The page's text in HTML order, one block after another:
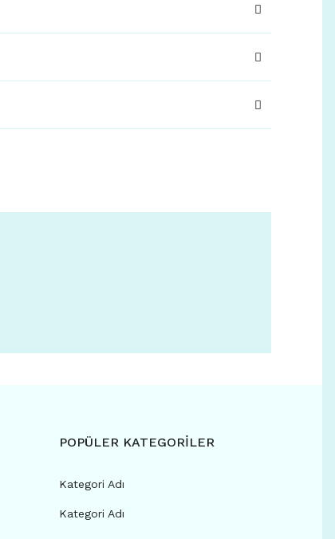
POPÜLER KATEGORİLER
Kategori Adı
Kategori Adı